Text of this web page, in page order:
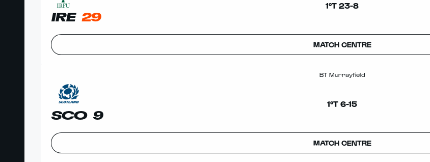
IRE 29
1°T 23-8
MATCH CENTRE
BT Murrayfield
SCO 9
1°T 6-15
MATCH CENTRE